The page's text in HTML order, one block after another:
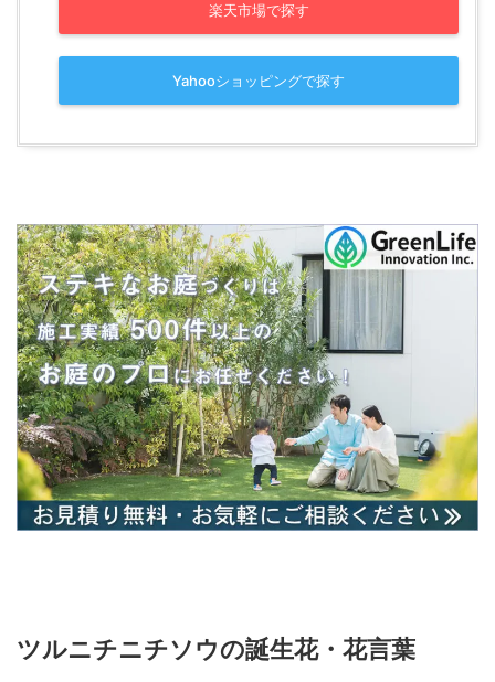
楽天市場で探す
Yahooショッピングで探す
ツルニチニチソウの誕生花・花言葉